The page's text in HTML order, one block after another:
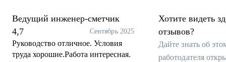
Ведущий инженер-сметчик
4,7
Сентябрь 2025
Руководство отличное. Условия
труда хорошие.Работа интересная.
Хотите видеть
отзывов?
Дайте знать об
работодателя